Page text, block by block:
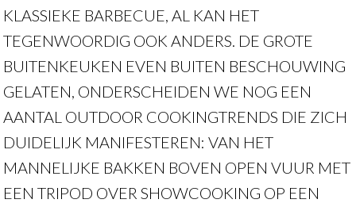
KLASSIEKE BARBECUE, AL KAN HET
TEGENWOORDIG OOK ANDERS. DE GROTE
BUITENKEUKEN EVEN BUITEN BESCHOUWING
GELATEN, ONDERSCHEIDEN WE NOG EEN
AANTAL OUTDOOR COOKINGTRENDS DIE ZICH
DUIDELIJK MANIFESTEREN: VAN HET
MANNELIJKE BAKKEN BOVEN OPEN VUUR MET
EEN TRIPOD OVER SHOWCOOKING OP EEN